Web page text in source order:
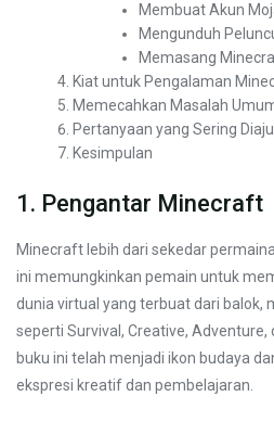
Membuat Akun
Mengunduh
Memasang
Kiat untuk Pengalaman
Memecahkan Masalah
Pertanyaan yang Sering
Kesimpulan
1. Pengantar Minecraft
Minecraft lebih dari sekedar
ini memungkinkan pemain untuk
dunia virtual yang terbuat dari balok,
seperti Survival, Creative, Adventure,
buku ini telah menjadi ikon budaya
ekspresi kreatif dan pembelajaran.